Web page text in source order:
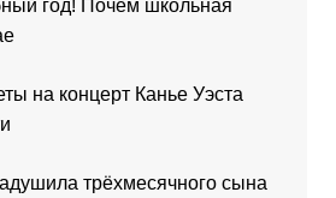
год! Почём школьная
на концерт Канье Уэста
трёхмесячного сына